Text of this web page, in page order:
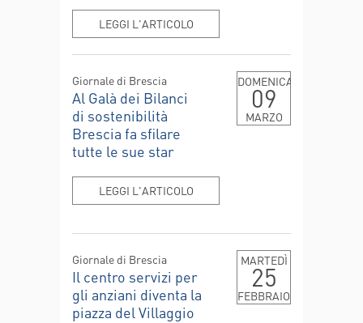
LEGGI L'ARTICOLO
Giornale di Brescia
Al Galà dei Bilanci
di sostenibilità
Brescia fa sfilare
tutte le sue star
LEGGI L'ARTICOLO
DOMENICA
09
MARZO
Giornale di Brescia
Il centro servizi per
gli anziani diventa la
piazza del Villaggio
MARTEDÌ
25
FEBBRAIO